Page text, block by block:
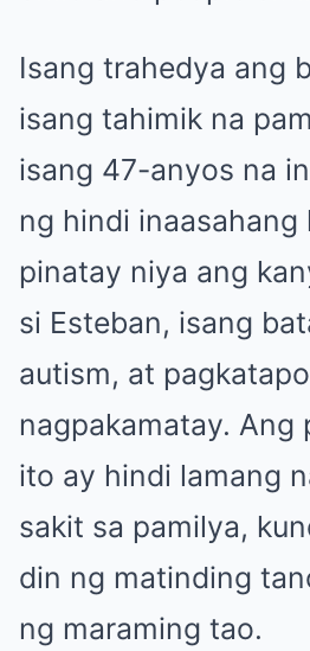
Isang trahedya ang
isang tahimik na
isang 47-anyos na
ng hindi inaasahang
pinatay niya ang
si Esteban, isang
autism, at
nagpakamatay. Ang
ito ay hindi lamang
sakit sa pamilya,
din ng matinding
ng maraming tao.